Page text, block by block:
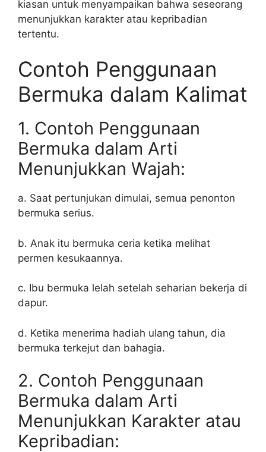
kiasan untuk menyampaikan bahwa seseorang
menunjukkan karakter atau kepribadian
tertentu.
Contoh Penggunaan
Bermuka dalam Kalimat
1. Contoh Penggunaan
Bermuka dalam Arti
Menunjukkan Wajah:
a. Saat pertunjukan dimulai, semua penonton
bermuka serius.
b. Anak itu bermuka ceria ketika melihat
permen kesukaannya.
c. Ibu bermuka lelah setelah seharian bekerja di
dapur.
d. Ketika menerima hadiah ulang tahun, dia
bermuka terkejut dan bahagia.
2. Contoh Penggunaan
Bermuka dalam Arti
Menunjukkan Karakter atau
Kepribadian: